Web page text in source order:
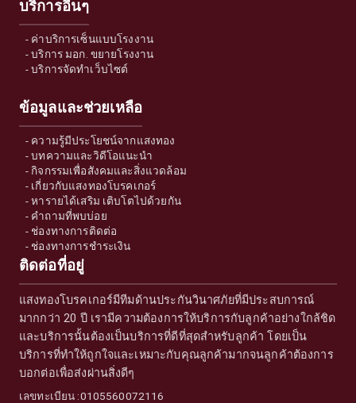
บริการอื่นๆ
- ค่าบริการเซ็นแบบโรงงาน
-บริการ มอก. ขยายโรงงาน
-บริการจัดทำเว็บไซต์
ข้อมูลและช่วยเหลือ
- ความรู้มีประโยชน์จากแสงทอง
-บทความและวิดีโอแนะนำ
-กิจกรรมเพื่อสังคมและสิ่งแวดล้อม
- เกี่ยวกับแสงทองโบรคเกอร์
-หารายได้เสริม เติบโตไปด้วยกัน
- คำถามที่พบบ่อย
- ช่องทางการติดต่อ
- ช่องทางการชำระเงิน
ติดต่อที่อยู่
แสงทองโบรคเกอร์มีทีมด้านประกันวินาศภัยที่มีประสบการณ์
มากกว่า 20 ปี เรามีความต้องการให้บริการกับลูกค้าอย่างใกล้ชิด
และบริการนั้นต้องเป็นบริการที่ดีที่สุดสำหรับลูกค้า โดยเป็น
บริการที่ทำให้ถูกใจและเหมาะกับคุณลูกค้ามากจนลูกค้าต้องการ
บอกต่อเพื่อส่งผ่านสิ่งดีๆ
เลขทะเบียน :0105560072116